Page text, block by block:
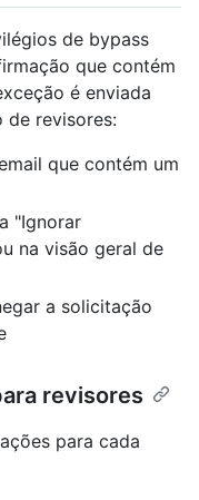
de bypass
que contém
é enviada
de revisores:
que contém um
"Ignorar
na visão geral de
a solicitação
revisores
para cada